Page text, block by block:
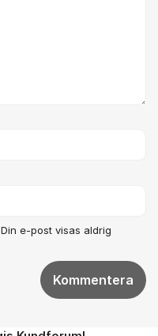
e-post visas aldrig
Kommentera